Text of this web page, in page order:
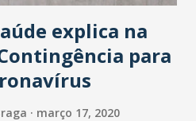
explica na
para
março 17, 2020